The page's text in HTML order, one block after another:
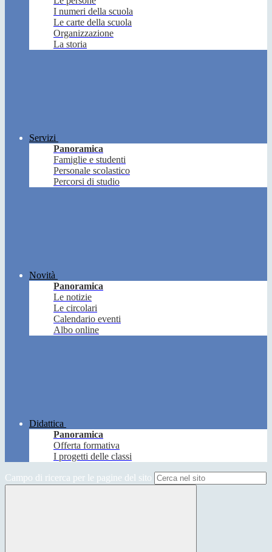
I numeri della scuola
Le carte della scuola
Organizzazione
La storia
Servizi
Panoramica
Famiglie e studenti
Personale scolastico
Percorsi di studio
Novità
Panoramica
Le notizie
Le circolari
Calendario eventi
Albo online
Didattica
Panoramica
Offerta formativa
I progetti delle classi
Campo di ricerca per le pagine del sito